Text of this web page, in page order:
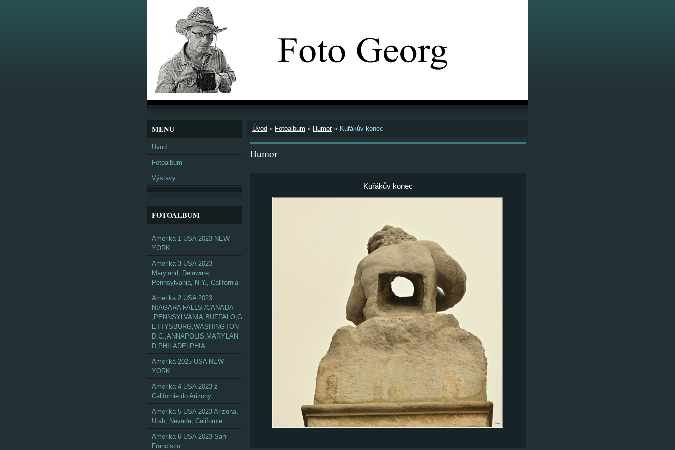
Úvod » Fotoalbum » Humor » Kuřákův konec
Humor
Kuřákův konec
MENU
Úvod
Fotoalbum
Výstavy
FOTOALBUM
Amerika 1 USA 2023 NEW
YORK
Amerika 3 USA 2023
Maryland, Delaware,
Pennsylvania, N.Y., California
Amerika 2 USA 2023
NIAGARA FALLS /CANADA
,PENNSYLVANIA,BUFFALO,G
ETTYSBURG,WASHINGTON
D.C.,ANNAPOLIS,MARYLAN
D,PHILADELPHIA
Amerika 2025 USA NEW
YORK
Amerika 4 USA 2023 z
Californie do Arizony
Amerika 5 USA 2023 Arizona,
Utah, Nevada, Californie
Amerika 6 USA 2023 San
Francisco